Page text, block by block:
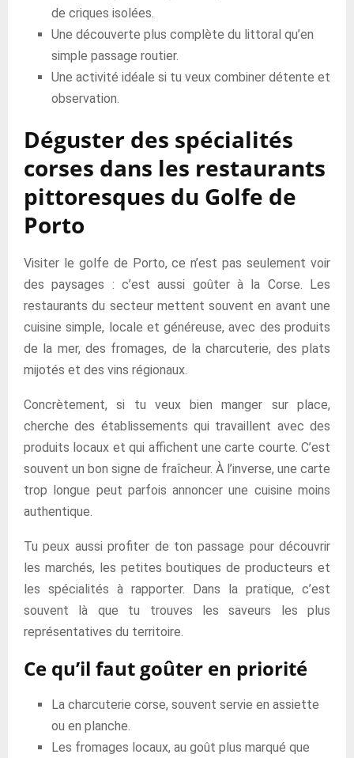
de criques isolées.
Une découverte plus complète du littoral qu’en
simple passage routier.
Une activité idéale si tu veux combiner détente et
observation.
Déguster des spécialités
corses dans les restaurants
pittoresques du Golfe de
Porto
Visiter le golfe de Porto, ce n’est pas seulement voir
des paysages : c’est aussi goûter à la Corse. Les
restaurants du secteur mettent souvent en avant une
cuisine simple, locale et généreuse, avec des produits
de la mer, des fromages, de la charcuterie, des plats
mijotés et des vins régionaux.
Concrètement, si tu veux bien manger sur place,
cherche des établissements qui travaillent avec des
produits locaux et qui affichent une carte courte. C’est
souvent un bon signe de fraîcheur. À l’inverse, une carte
trop longue peut parfois annoncer une cuisine moins
authentique.
Tu peux aussi profiter de ton passage pour découvrir
les marchés, les petites boutiques de producteurs et
les spécialités à rapporter. Dans la pratique, c’est
souvent là que tu trouves les saveurs les plus
représentatives du territoire.
Ce qu’il faut goûter en priorité
La charcuterie corse, souvent servie en assiette
ou en planche.
Les fromages locaux, au goût plus marqué que